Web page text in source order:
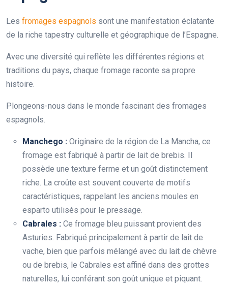
Les fromages espagnols sont une manifestation éclatante
de la riche tapestry culturelle et géographique de l’Espagne.
Avec une diversité qui reflète les différentes régions et
traditions du pays, chaque fromage raconte sa propre
histoire.
Plongeons-nous dans le monde fascinant des fromages
espagnols.
Manchego : Originaire de la région de La Mancha, ce
fromage est fabriqué à partir de lait de brebis. Il
possède une texture ferme et un goût distinctement
riche. La croûte est souvent couverte de motifs
caractéristiques, rappelant les anciens moules en
esparto utilisés pour le pressage.
Cabrales : Ce fromage bleu puissant provient des
Asturies. Fabriqué principalement à partir de lait de
vache, bien que parfois mélangé avec du lait de chèvre
ou de brebis, le Cabrales est affiné dans des grottes
naturelles, lui conférant son goût unique et piquant.